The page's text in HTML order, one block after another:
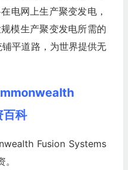
电网上生产聚变发电，
模生产聚变发电所需的
平道路，为世界提供无
科
Fusion Systems